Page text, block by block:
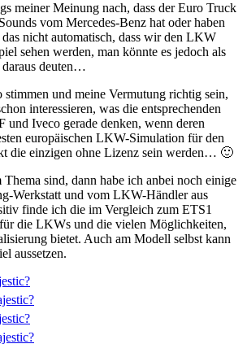
meiner Meinung nach, dass der Euro Truck
vom Mercedes-Benz hat oder haben
nicht automatisch, dass wir den LKW
sehen werden, man könnte es jedoch als
daraus deuten…
und meine Vermutung richtig sein,
interessieren, was die entsprechenden
Iveco gerade denken, wenn deren
europäischen LKW-Simulation für den
die einzigen ohne Lizenz sein werden… 🙂
sind, dann habe ich anbei noch einige
Werkstatt und vom LKW-Händler aus
finde ich die im Vergleich zum ETS1
für die LKWs und die vielen Möglichkeiten,
bietet. Auch am Modell selbst kann
aussetzen.